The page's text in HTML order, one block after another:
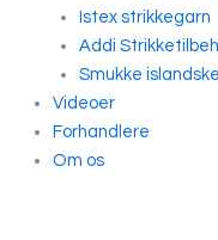
Istex strikkegarn
Addi
Smukke
Videoer
Forhandlere
Om os